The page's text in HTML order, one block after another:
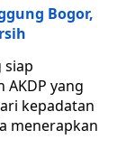
Bogor,
siap
AKDP yang
kepadatan
menerapkan